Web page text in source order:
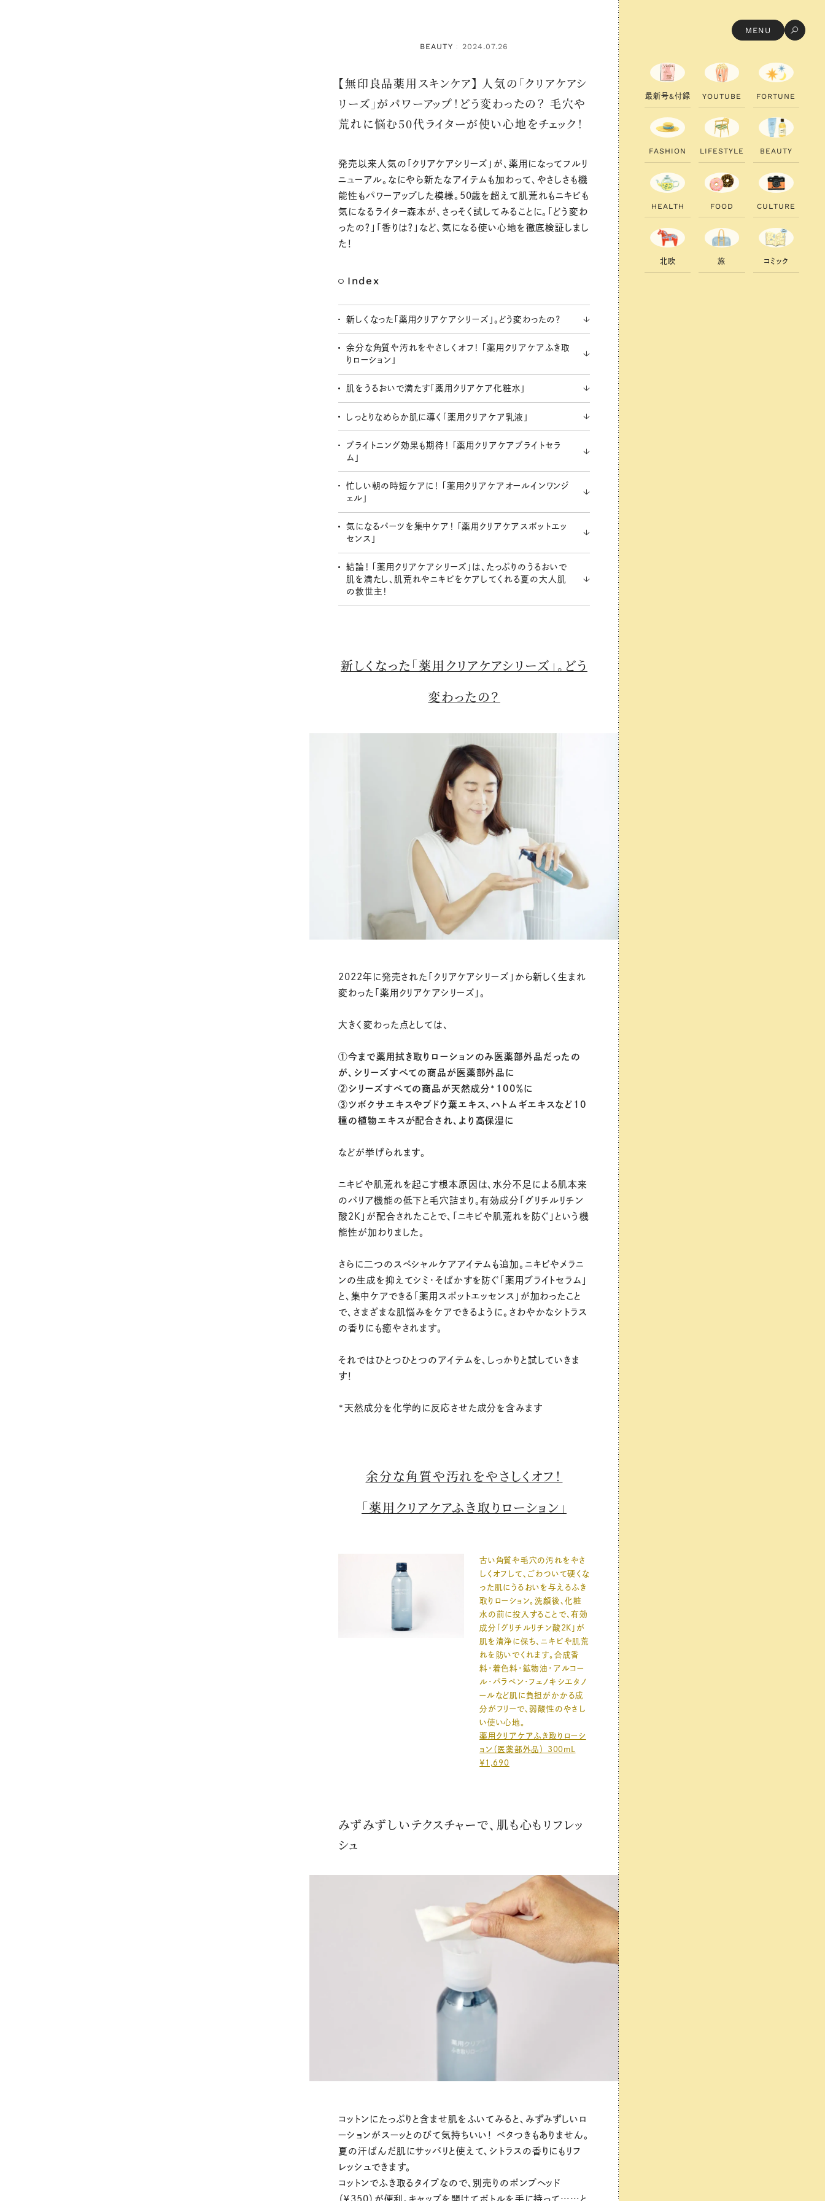
MENU
BEAUTY
： 2024.07.26
【無印良品薬用スキンケア】 人気の「クリアケアシ
リーズ」がパワーアップ！どう変わったの？ 毛穴や
荒れに悩む50代ライターが使い心地をチェック！
発売以来人気の「クリアケアシリーズ」が、薬用になってフルリ
ニューアル。なにやら新たなアイテムも加わって、やさしさも機
能性もパワーアップした模様。50歳を超えて肌荒れもニキビも
気になるライター森本が、さっそく試してみることに。「どう変わ
ったの？」「香りは？」など、気になる使い心地を徹底検証しまし
た！
Index
新しくなった「薬用クリアケアシリーズ」。どう変わったの？
余分な角質や汚れをやさしくオフ！ 「薬用クリアケアふき取
りローション」
肌をうるおいで満たす「薬用クリアケア化粧水」
しっとりなめらか肌に導く「薬用クリアケア乳液」
ブライトニング効果も期待！ 「薬用クリアケアブライトセラ
ム」
忙しい朝の時短ケアに！ 「薬用クリアケアオールインワンジ
ェル」
気になるパーツを集中ケア！ 「薬用クリアケアスポットエッ
センス」
結論！ 「薬用クリアケアシリーズ」は、たっぷりのうるおいで
肌を満たし、肌荒れやニキビをケアしてくれる夏の大人肌
の救世主！
新しくなった「薬用クリアケアシリーズ」。どう
変わったの？
2022年に発売された「クリアケアシリーズ」から新しく生まれ
変わった「薬用クリアケアシリーズ」。
大きく変わった点としては、
①今まで薬用拭き取りローションのみ医薬部外品だったの
が、シリーズすべての商品が医薬部外品に
②シリーズすべての商品が天然成分*100％に
③ツボクサエキスやブドウ葉エキス、ハトムギエキスなど10
種の植物エキスが配合され、より高保湿に
などが挙げられます。
ニキビや肌荒れを起こす根本原因は、水分不足による肌本来
のバリア機能の低下と毛穴詰まり。有効成分「グリチルリチン
酸2K」が配合されたことで、「ニキビや肌荒れを防ぐ」という機
能性が加わりました。
さらに二つのスペシャルケアアイテムも追加。ニキビやメラニ
ンの生成を抑えてシミ・そばかすを防ぐ「薬用ブライトセラム」
と、集中ケアできる「薬用スポットエッセンス」が加わったこと
で、さまざまな肌悩みをケアできるように。さわやかなシトラス
の香りにも癒やされます。
それではひとつひとつのアイテムを、しっかりと試していきま
す！
*天然成分を化学的に反応させた成分を含みます
余分な角質や汚れをやさしくオフ！
「薬用クリアケアふき取りローション」
古い角質や毛穴の汚れをやさ
しくオフして、ごわついて硬くな
った肌にうるおいを与えるふき
取りローション。洗顔後、化粧
水の前に投入することで、有効
成分「グリチルリチン酸２K」が
肌を清浄に保ち、ニキビや肌荒
れを防いでくれます。合成香
料・着色料・鉱物油・アルコー
ル・パラベン・フェノキシエタノ
ールなど肌に負担がかかる成
分がフリーで、弱酸性のやさし
い使い心地。
薬用クリアケアふき取りローシ
ョン（医薬部外品） 300mL
￥1,690
みずみずしいテクスチャーで、肌も心もリフレッ
シュ
コットンにたっぷりと含ませ肌をふいてみると、みずみずしいロ
ーションがスーッとのびて気持ちいい！ ベタつきもありません。
夏の汗ばんだ肌にサッパリと使えて、シトラスの香りにもリフ
レッシュできます。
コットンでふき取るタイプなので、別売りのポンプヘッド
（￥350）が便利。キャップを開けてボトルを手に持って……と
最新号&付録 YOUTU B E FORTU N E
FAS H ION LI FESTYLE B EAUTY
H EALTH FOOD CU LTU RE
北欧 旅 コ ミ ック